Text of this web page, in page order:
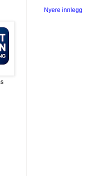
Nyere innlegg